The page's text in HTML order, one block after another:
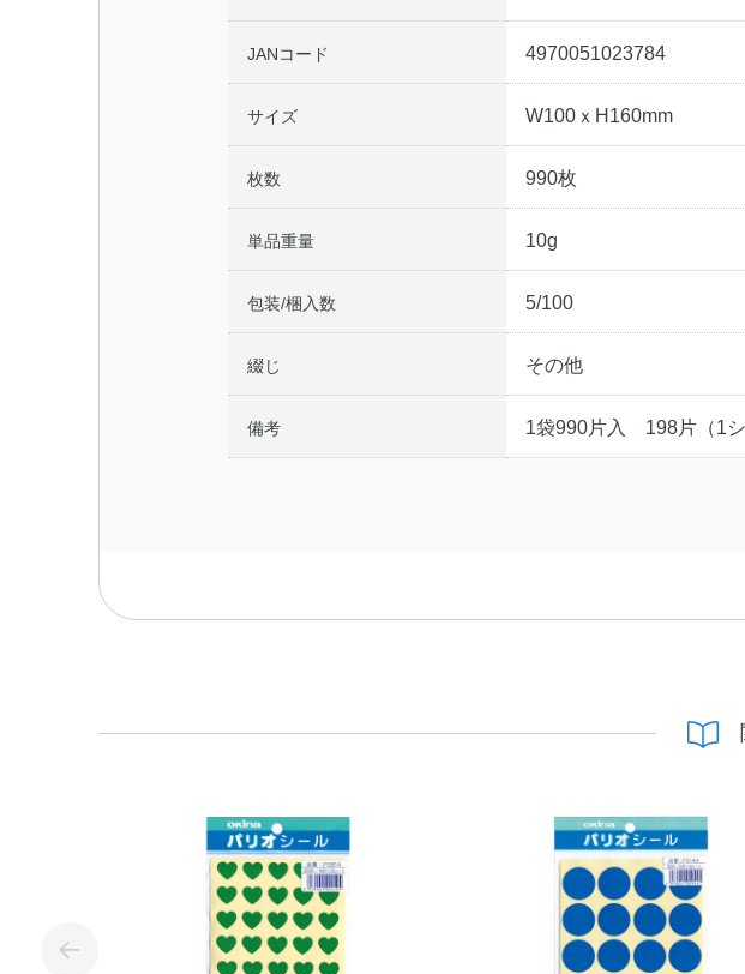
JANコード 4970051023784
サイズ W100ｘH160mm
枚数 990枚
単品重量 10g
包装/梱入数 5/100
綴じ その他
備考 1袋990片入 198片（1